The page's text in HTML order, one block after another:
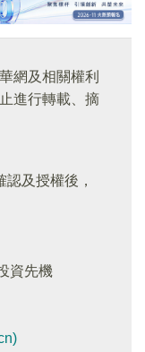
網及相關權利
進行轉載、摘
認及授權後，
資先機